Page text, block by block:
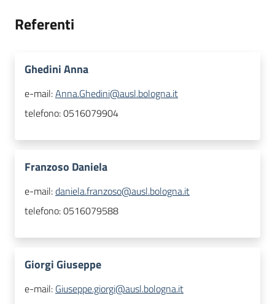
Referenti
Ghedini Anna
e-mail:Anna.Ghedini@ausl.bologna.it
telefono:0516079904
Franzoso Daniela
e-mail:daniela.franzoso@ausl.bologna.it
telefono:0516079588
Giorgi Giuseppe
e-mail: Giuseppe.giorgi@ausl.bologna.it